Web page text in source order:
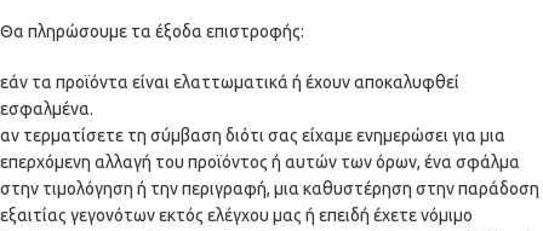
Θα πληρώσουμε τα έξοδα επιστροφής:
εάν τα προϊόντα είναι ελαττωματικά ή έχουν αποκαλυφθεί
εσφαλμένα.
αν τερματίσετε τη σύμβαση διότι σας είχαμε ενημερώσει για μια
επερχόμενη αλλαγή του προϊόντος ή αυτών των όρων, ένα σφάλμα
στην τιμολόγηση ή την περιγραφή, μια καθυστέρηση στην παράδοση
εξαιτίας γεγονότων εκτός ελέγχου μας ή επειδή έχετε νόμιμο